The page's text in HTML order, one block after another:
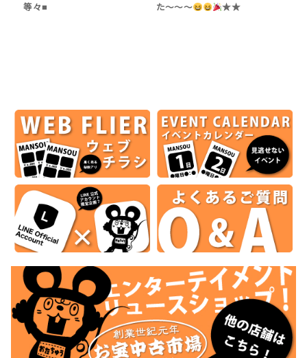
等々■ た〜〜〜 ★★